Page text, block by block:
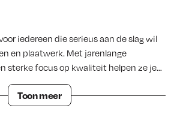
iedereen die serieus aan de slag wil
en plaatwerk. Met jarenlange
sterke focus op kwaliteit helpen ze je
producten, maar vooral aan de kennis
je nu werkt aan een oldtimer of een
Toon meer